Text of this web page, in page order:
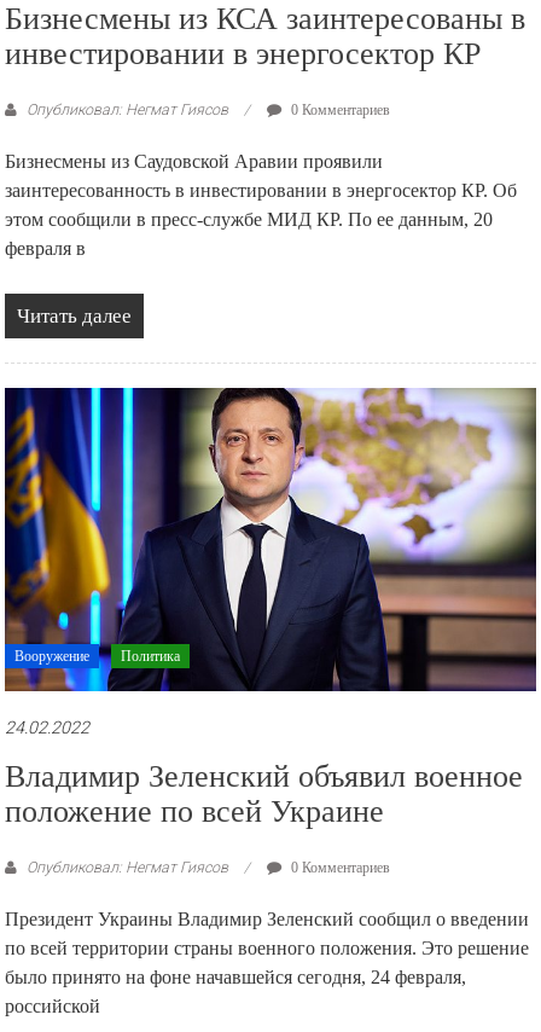
Бизнесмены из КСА заинтересованы в
инвестировании в энергосектор КР
Опубликовал: Негмат Гиясов 0 Комментариев
Бизнесмены из Саудовской Аравии проявили
заинтересованность в инвестировании в энергосектор КР. Об
этом сообщили в пресс-службе МИД КР. По ее данным, 20
февраля в
Читать далее
Вооружение Политика
24.02.2022
Владимир Зеленский объявил военное
положение по всей Украине
Опубликовал: Негмат Гиясов 0 Комментариев
Президент Украины Владимир Зеленский сообщил о введении
по всей территории страны военного положения. Это решение
было принято на фоне начавшейся сегодня, 24 февраля,
российской